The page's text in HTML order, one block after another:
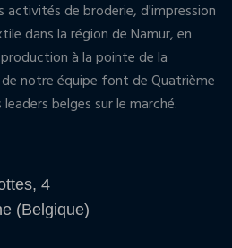
activités de broderie, d'impression
dans la région de Namur, en
à la pointe de la
notre équipe font de Quatrième
belges sur le marché.
4
(Belgique)